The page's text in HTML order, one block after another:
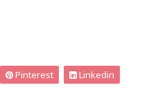
Pinterest Linkedin